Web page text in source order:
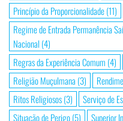
Princípio da Proporcionalidade(11)
Regime de Entrada Permanência
Nacional (4)
Regras da Experiência Comum (4)
Religião Muçulmana (3)
Ritos Religiosos(3) Serviço de
Situação de Perigo(5) Superior